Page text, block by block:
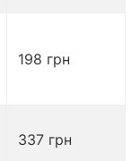
198 грн
337 грн